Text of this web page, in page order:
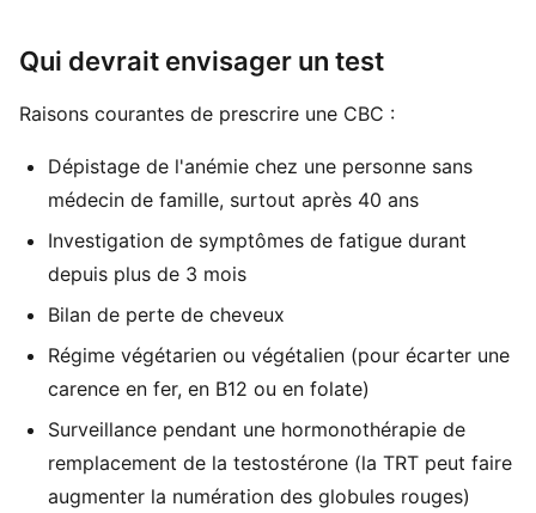
Qui devrait envisager un test
Raisons courantes de prescrire une CBC :
Dépistage de l'anémie chez une personne sans
médecin de famille, surtout après 40 ans
Investigation de symptômes de fatigue durant
depuis plus de 3 mois
Bilan de perte de cheveux
Régime végétarien ou végétalien (pour écarter une
carence en fer, en B12 ou en folate)
Surveillance pendant une hormonothérapie de
remplacement de la testostérone (la TRT peut faire
augmenter la numération des globules rouges)